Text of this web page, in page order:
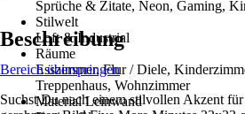
Sprüche & Zitate, Neon, Gaming,
Stilwelt
Loft & Industrial
Räume
Esszimmer, Flur / Diele,
Treppenhaus, Wohnzimmer
Material Leinwand
Beschreibung
Bereich überspringen
Suchst Du nach einem stilvollen Akzent